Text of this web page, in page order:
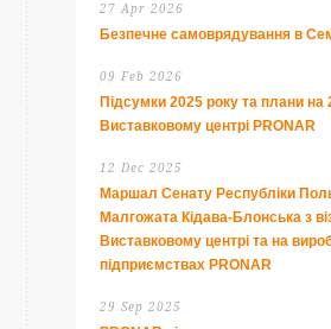
27 Apr 2026
Безпечне самоврядування в
09 Feb 2026
Підсумки 2025 року та плани на
Виставковому центрі PRONAR
12 Dec 2025
Маршал Сенату Республіки
Малгожата Кідава-Блонська з
Виставковому центрі та на
підприємствах PRONAR
29 Sep 2025